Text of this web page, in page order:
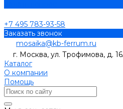
+7 495 783-93-58
Заказать звонок
mosaika@kb-ferrum.ru
г. Москва, ул. Трофимова, д.
Каталог
О компании
Помощь